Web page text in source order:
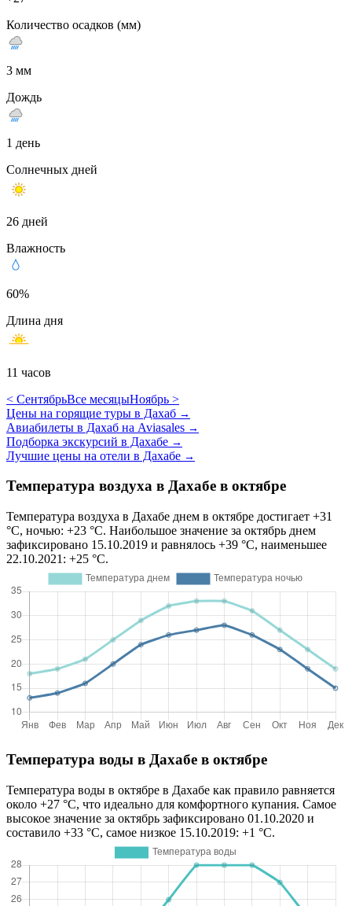
Количество осадков (мм)
3 мм
Дождь
1 день
Солнечных дней
26 дней
Влажность
60%
Длина дня
11 часов
< СентябрьВсе месяцыНоябрь >
Цены на горящие туры в Дахаб →
Авиабилеты в Дахаб на Aviasales →
Подборка экскурсий в Дахабе →
Лучшие цены на отели в Дахабе →
Температура воздуха в Дахабе в октябре
Температура воздуха в Дахабе днем в октябре достигает +31
°C, ночью: +23 °C. Наибольшое значение за октябрь днем
зафиксировано 15.10.2019 и равнялось +39 °C, наименьшее
22.10.2021: +25 °C.
Температура воды в Дахабе в октябре
Температура воды в октябре в Дахабе как правило равняется
около +27 °C, что идеально для комфортного купания. Самое
высокое значение за октябрь зафиксировано 01.10.2020 и
составило +33 °C, самое низкое 15.10.2019: +1 °C.